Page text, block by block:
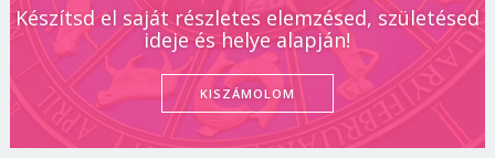
Készítsd el saját részletes elemzésed, születésed
ideje és helye alapján!
KISZÁMOLOM